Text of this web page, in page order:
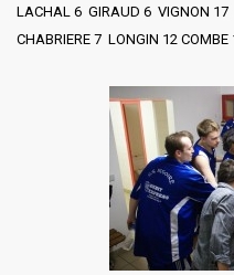
LACHAL 6 GIRAUD 6 VIGNON
CHABRIERE 7 LONGIN 12 COMBE